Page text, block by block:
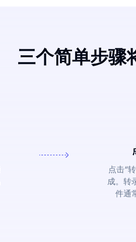
三个简单步骤
点击“
成。转
件通